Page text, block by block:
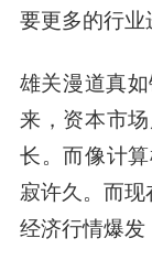
要更多的行业
雄关漫道真
来，资本市
长。而像计
寂许久。而现
经济行情爆发